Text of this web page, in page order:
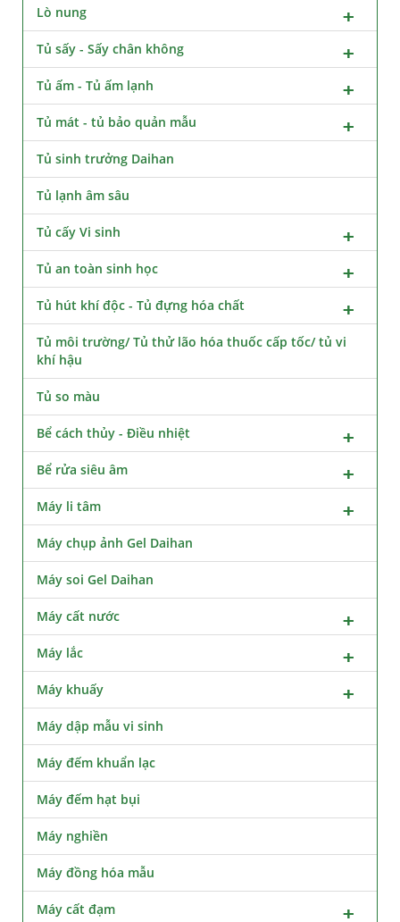
Lò nung
Tủ sấy - Sấy chân không
Tủ ấm - Tủ ấm lạnh
Tủ mát - tủ bảo quản mẫu
Tủ sinh trưởng Daihan
Tủ lạnh âm sâu
Tủ cấy Vi sinh
Tủ an toàn sinh học
Tủ hút khí độc - Tủ đựng hóa chất
Tủ môi trường/ Tủ thử lão hóa thuốc cấp tốc/ tủ vi
khí hậu
Tủ so màu
Bể cách thủy - Điều nhiệt
Bể rửa siêu âm
Máy li tâm
Máy chụp ảnh Gel Daihan
Máy soi Gel Daihan
Máy cất nước
Máy lắc
Máy khuấy
Máy dập mẫu vi sinh
Máy đếm khuẩn lạc
Máy đếm hạt bụi
Máy nghiền
Máy đồng hóa mẫu
Máy cất đạm